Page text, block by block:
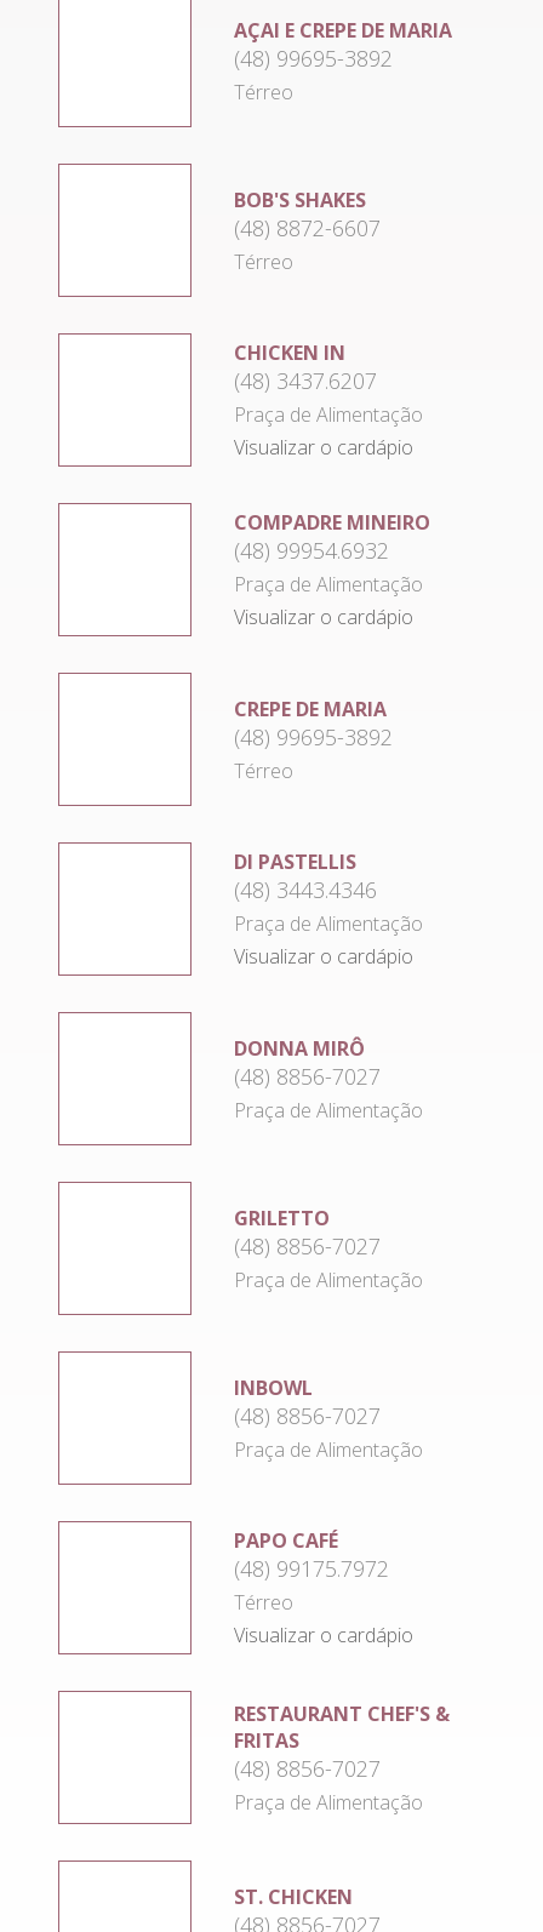
AÇAI E CREPE DE MARIA
(48) 99695-3892
Térreo
BOB'S SHAKES
(48) 8872-6607
Térreo
CHICKEN IN
(48) 3437.6207
Praça de Alimentação
Visualizar o cardápio
COMPADRE MINEIRO
(48) 99954.6932
Praça de Alimentação
Visualizar o cardápio
CREPE DE MARIA
(48) 99695-3892
Térreo
DI PASTELLIS
(48) 3443.4346
Praça de Alimentação
Visualizar o cardápio
DONNA MIRÔ
(48) 8856-7027
Praça de Alimentação
GRILETTO
(48) 8856-7027
Praça de Alimentação
INBOWL
(48) 8856-7027
Praça de Alimentação
PAPO CAFÉ
(48) 99175.7972
Térreo
Visualizar o cardápio
RESTAURANT CHEF'S &
FRITAS
(48) 8856-7027
Praça de Alimentação
ST. CHICKEN
(48) 8856-7027